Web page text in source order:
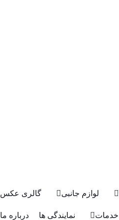
لوازم جانبی گالری عکس
خدمات نمایندگی ها درباره ما